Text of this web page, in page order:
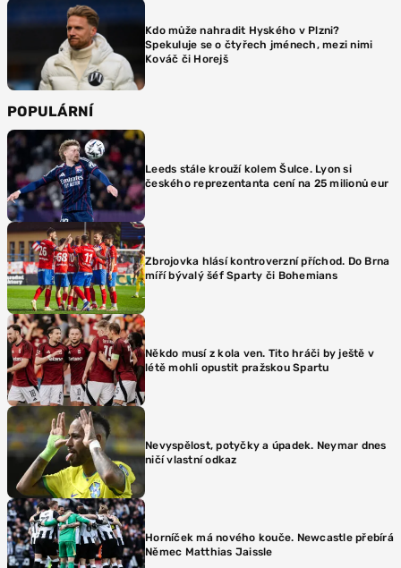
Kdo může nahradit Hyského v Plzni?
Spekuluje se o čtyřech jménech, mezi nimi
Kováč či Horejš
POPULÁRNÍ
Leeds stále krouží kolem Šulce. Lyon si
českého reprezentanta cení na 25 milionů eur
Zbrojovka hlásí kontroverzní příchod. Do Brna
míří bývalý šéf Sparty či Bohemians
Někdo musí z kola ven. Tito hráči by ještě v
létě mohli opustit pražskou Spartu
Nevyspělost, potyčky a úpadek. Neymar dnes
ničí vlastní odkaz
Horníček má nového kouče. Newcastle přebírá
Němec Matthias Jaissle